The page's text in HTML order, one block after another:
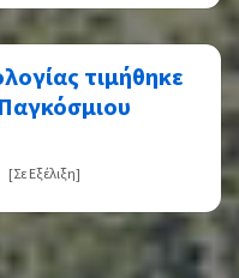
τιμήθηκε
[Σε Εξέλιξη]